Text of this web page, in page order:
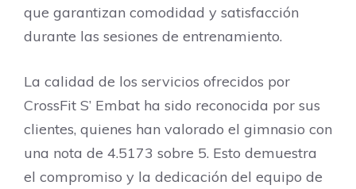
que garantizan comodidad y satisfacción
durante las sesiones de entrenamiento.
La calidad de los servicios ofrecidos por
CrossFit S’ Embat ha sido reconocida por sus
clientes, quienes han valorado el gimnasio con
una nota de 4.5173 sobre 5. Esto demuestra
el compromiso y la dedicación del equipo de